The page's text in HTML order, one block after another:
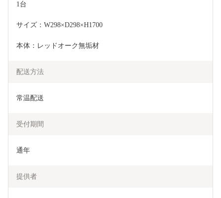
1台
サイズ：W298×D298×H1700
本体：レッドオーク無垢材
配送方法
常温配送
受付期間
提供者